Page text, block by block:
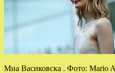
Миа Васиковска . Фото: Mario